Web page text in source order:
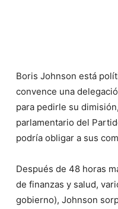
Boris Johnson está
convence una
para pedirle su
parlamentario del
podría obligar a sus
Después de 48 horas
de finanzas y salud,
gobierno), Johnson